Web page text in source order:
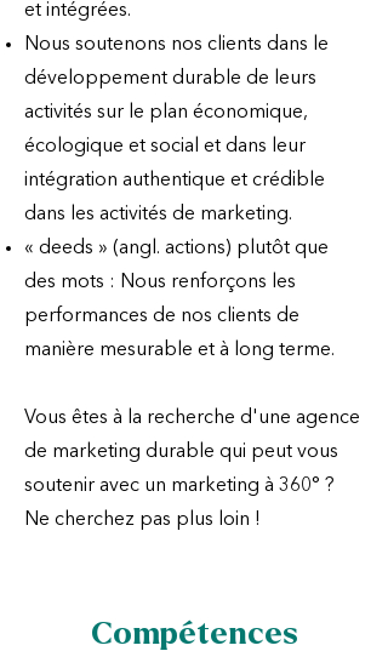
et intégrées.
Nous soutenons nos clients dans le
développement durable de leurs
activités sur le plan économique,
écologique et social et dans leur
intégration authentique et crédible
dans les activités de marketing.
« deeds » (angl. actions) plutôt que
des mots : Nous renforçons les
performances de nos clients de
manière mesurable et à long terme.
Vous êtes à la recherche d'une agence
de marketing durable qui peut vous
soutenir avec un marketing à 360° ?
Ne cherchez pas plus loin !
Compétences